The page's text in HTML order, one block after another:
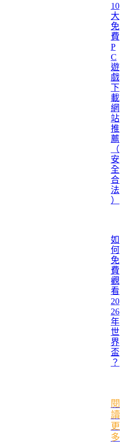
10
大
免
費
P
C
遊
戲
下
載
網
站
推
薦
（
安
全
合
法
）
如
何
免
費
觀
看
20
26
年
世
界
盃
？
閱
讀
更
多